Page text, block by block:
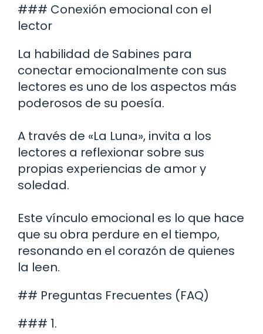
### Conexión emocional con el
lector
La habilidad de Sabines para
conectar emocionalmente con sus
lectores es uno de los aspectos más
poderosos de su poesía.
A través de «La Luna», invita a los
lectores a reflexionar sobre sus
propias experiencias de amor y
soledad.
Este vínculo emocional es lo que hace
que su obra perdure en el tiempo,
resonando en el corazón de quienes
la leen.
## Preguntas Frecuentes (FAQ)
### 1.